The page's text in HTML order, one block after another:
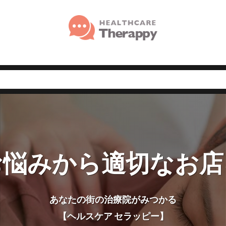
みから適切なお
あなたの街の治療院がみつかる
【ヘルスケア セラッピー】